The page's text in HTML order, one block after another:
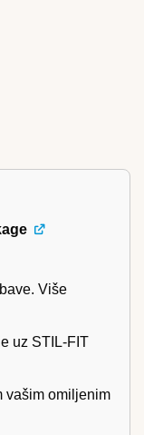
Više
uz STIL-FIT
vašim omiljenim